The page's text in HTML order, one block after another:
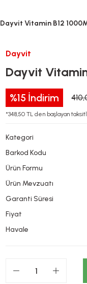
Dayvit Vitamin B12
Dayvit
Dayvit
%15 İndirim
*348,50 TL den başlayan
Kategori
Barkod Kodu
Ürün Formu
Ürün Mevzuatı
Garanti Süresi
Fiyat
Havale